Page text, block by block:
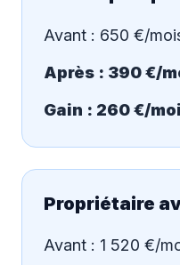
Avant : 650 €/
Après : 390 €/
Gain : 260 €/
Propriétaire
Avant : 1 520 €/